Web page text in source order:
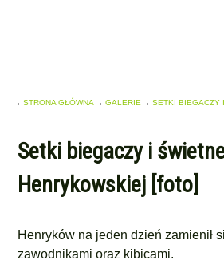
STRONA GŁÓWNA GALERIE SETKI BIEGACZY
Setki biegaczy i
Henrykowskiej [foto]
Henryków na jeden dzień zamienił
zawodnikami oraz kibicami.